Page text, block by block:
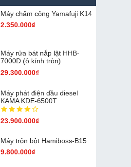
Máy chấm cô​ng Yamafuji K14
2.350.000₫
Máy rửa bát nắp lật HHB-
7000D (ô kính tròn)
29.300.000₫
Máy phát điện dầu diesel
KAMA KDE-6500T
23.900.000₫
Máy trộn bột Hamiboss-B15
9.800.000₫